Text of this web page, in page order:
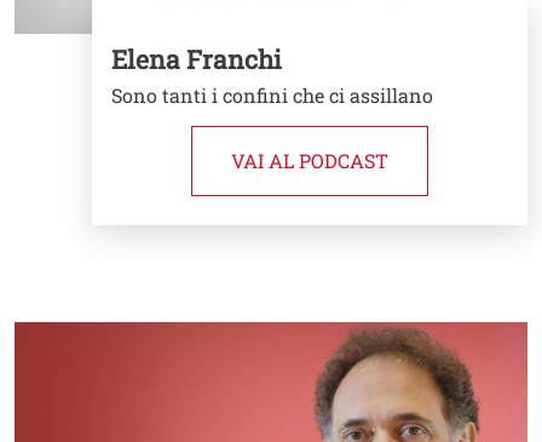
Elena Franchi
Sono tanti i confini che ci assillano
VAI AL PODCAST